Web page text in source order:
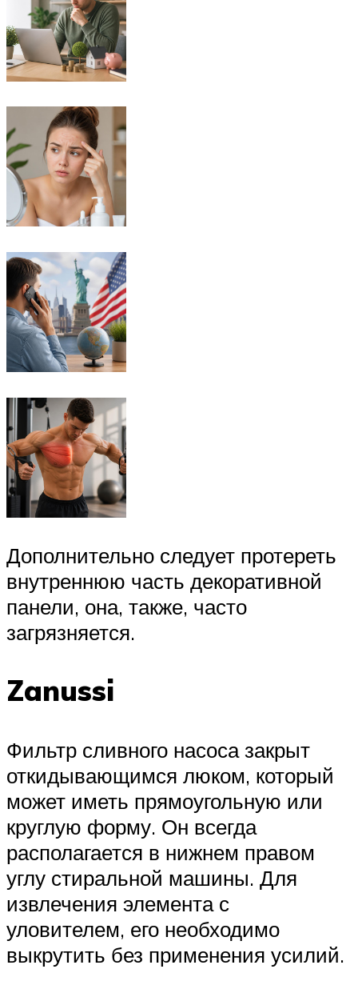
Дополнительно следует протереть
внутреннюю часть декоративной
панели, она, также, часто
загрязняется.
Zanussi
Фильтр сливного насоса закрыт
откидывающимся люком, который
может иметь прямоугольную или
круглую форму. Он всегда
располагается в нижнем правом
углу стиральной машины. Для
извлечения элемента с
уловителем, его необходимо
выкрутить без применения усилий.